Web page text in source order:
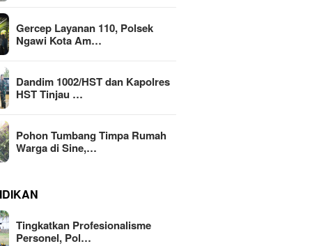
Gercep Layanan 110, Polsek
Ngawi Kota Am…
Dandim 1002/HST dan Kapolres
HST Tinjau …
Pohon Tumbang Timpa Rumah
Warga di Sine,…
Tingkatkan Profesionalisme
Personel, Pol…